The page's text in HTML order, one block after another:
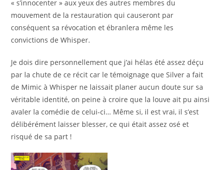
« s’innocenter » aux yeux des autres membres du
mouvement de la restauration qui causeront par
conséquent sa révocation et ébranlera même les
convictions de Whisper.
Je dois dire personnellement que j’ai hélas été assez déçu
par la chute de ce récit car le témoignage que Silver a fait
de Mimic à Whisper ne laissait planer aucun doute sur sa
véritable identité, on peine à croire que la louve ait pu ainsi
avaler la comédie de celui-ci… Même si, il est vrai, il s’est
délibérément laisser blesser, ce qui était assez osé et
risqué de sa part !